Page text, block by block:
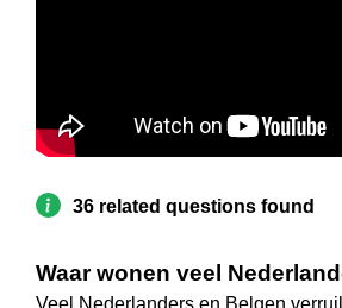
36 related questions found
Waar wonen veel